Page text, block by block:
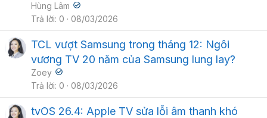
Hùng Lâm
Trả lời 0 08/03/2026
TCL vượt Samsung trong tháng 12: Ngôi
vương TV 20 năm của Samsung lung lay?
Zoey
Trả lời 0 08/03/2026
tvOS 26.4: Apple TV sửa lỗi âm thanh khó